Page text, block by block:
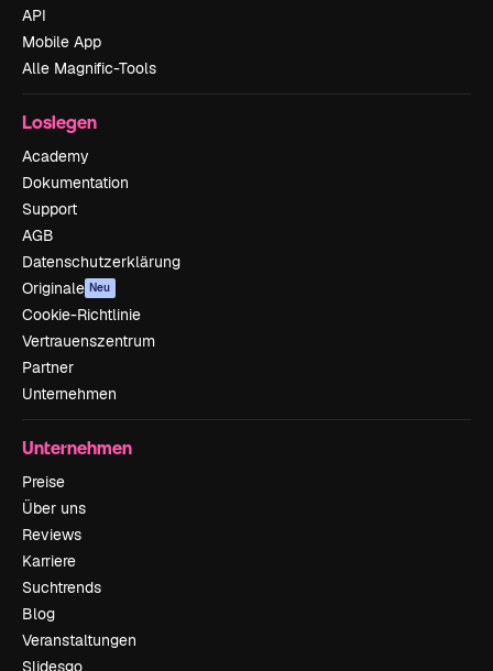
API
Mobile App
Alle Magnific-Tools
Loslegen
Academy
Dokumentation
Support
AGB
Datenschutzerklärung
Originale Neu
Cookie-Richtlinie
Vertrauenszentrum
Partner
Unternehmen
Unternehmen
Preise
Über uns
Reviews
Karriere
Suchtrends
Blog
Veranstaltungen
Slidesgo